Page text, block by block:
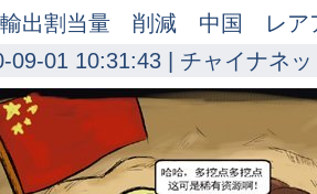
輸出割当量 削減 中国 レア
09-01 10:31:43 | チャイナネ